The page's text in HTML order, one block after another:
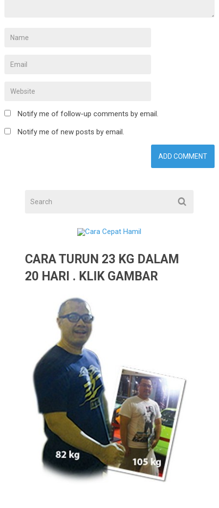
Notify me of follow-up comments by email.
Notify me of new posts by email.
CARA TURUN 23 KG DALAM
20 HARI . KLIK GAMBAR